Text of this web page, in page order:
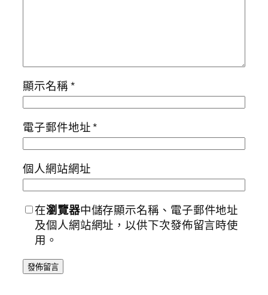
顯示名稱*
電子郵件地址*
個人網站網址
在瀏覽器中儲存顯示名稱、電子郵件地址
及個人網站網址，以供下次發佈留言時使
用。